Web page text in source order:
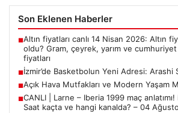
Son Eklenen Haberler
■Altın fiyatları canlı 14 Nisan 2026: Altın
oldu? Gram, çeyrek, yarım ve cumhuriyet
fiyatları
■İzmir’de Basketbolun Yeni Adresi: Arashi
■Açık Hava Mutfakları ve Modern Yaşam
■CANLI | Larne – Iberia 1999 maç
Saat kaçta ve hangi kanalda? – 04